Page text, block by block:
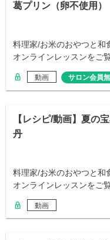
葛プリン（卵不使用）
料理家/お米のおやつと和
オンラインレッスンをご
動画 サロン会員
【レシピ/動画】夏の
丹
料理家/お米のおやつと和
オンラインレッスンをご
動画